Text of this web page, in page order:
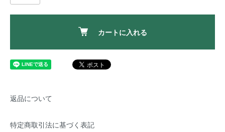
カートに入れる
返品について
特定商取引法に基づく表記